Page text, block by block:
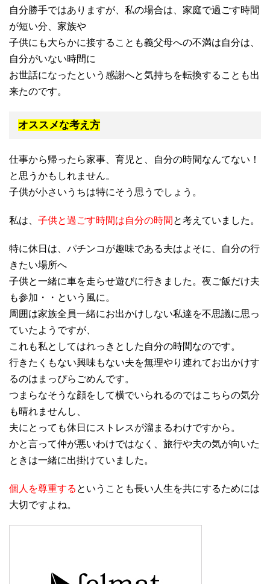
自分勝手ではありますが、私の場合は、家庭で過ごす時間
が短い分、家族や
子供にも大らかに接することも義父母への不満は自分は、
自分がいない時間に
お世話になったという感謝へと気持ちを転換することも出
来たのです。
オススメな考え方
仕事から帰ったら家事、育児と、自分の時間なんてない！
と思うかもしれません。
子供が小さいうちは特にそう思うでしょう。
私は、 子供と過ごす時間は自分の時間 と考えていました。
特に休日は、パチンコが趣味である夫はよそに、自分の行
きたい場所へ
子供と一緒に車を走らせ遊びに行きました。夜ご飯だけ夫
も参加・・という風に。
周囲は家族全員一緒にお出かけしない私達を不思議に思っ
ていたようですが、
これも私としてはれっきとした自分の時間なのです。
行きたくもない興味もない夫を無理やり連れてお出かけす
るのはまっぴらごめんです。
つまらなそうな顔をして横でいられるのではこちらの気分
も晴れませんし、
夫にとっても休日にストレスが溜まるわけですから。
かと言って仲が悪いわけではなく、旅行や夫の気が向いた
ときは一緒に出掛けていました。
個人を尊重する ということも長い人生を共にするためには
大切ですよね。